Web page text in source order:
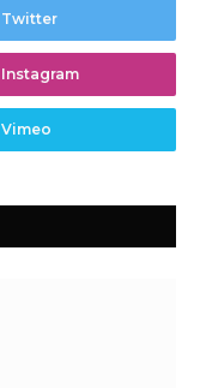
Twitter
Instagram
Vimeo